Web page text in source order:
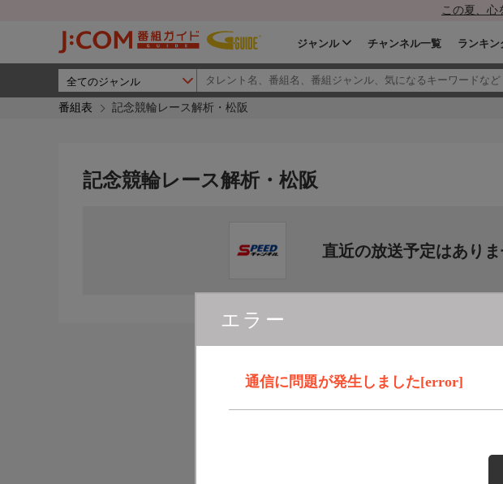
この夏、心
ジャンル チャンネル一覧 ランキン
番組表 記念競輪レース解析・松阪
エラー
通信に問題が発生しました[error]
記念競輪レース解析・松阪
直近の放送予定はあり